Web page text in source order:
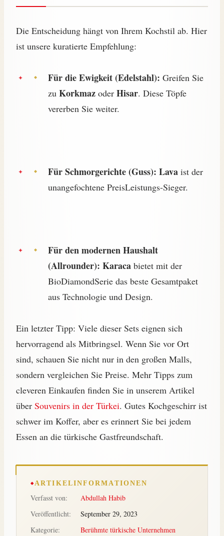
Die Entscheidung hängt von Ihrem Kochstil ab. Hier
ist unsere kuratierte Empfehlung:
Für die Ewigkeit (Edelstahl): Greifen Sie
zu Korkmaz oder Hisar. Diese Töpfe
vererben Sie weiter.
Für Schmorgerichte (Guss): Lava ist der
unangefochtene PreisLeistungs-Sieger.
Für den modernen Haushalt
(Allrounder): Karaca bietet mit der
BioDiamondSerie das beste Gesamtpaket
aus Technologie und Design.
Ein letzter Tipp: Viele dieser Sets eignen sich
hervorragend als Mitbringsel. Wenn Sie vor Ort
sind, schauen Sie nicht nur in den großen Malls,
sondern vergleichen Sie Preise. Mehr Tipps zum
cleveren Einkaufen finden Sie in unserem Artikel
über Souvenirs in der Türkei. Gutes Kochgeschirr ist
schwer im Koffer, aber es erinnert Sie bei jedem
Essen an die türkische Gastfreundschaft.
ARTIKELINFORMATIONEN
Verfasst von:
Abdullah Habib
Veröffentlicht:
September 29, 2023
Kategorie:
Berühmte türkische Unternehmen